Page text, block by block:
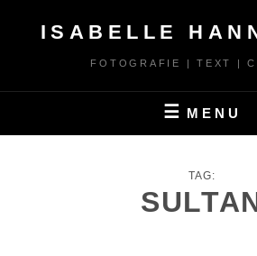
ISABELLE
FOTOGRAFIE | TEXT |
MENU
TAG: